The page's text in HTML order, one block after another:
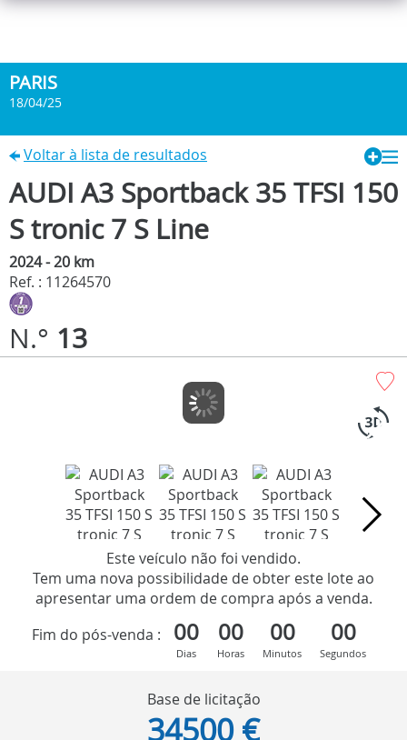
PARIS
18/04/25
Voltar à lista de resultados
AUDI A3 Sportback 35 TFSI 150
S tronic 7 S Line
2024 - 20 km
Ref. : 11264570
N.° 13
Este veículo não foi vendido.
Tem uma nova possibilidade de obter este lote ao
apresentar uma ordem de compra após a venda.
Fim do pós-venda :
00
Dias
00
Horas
00
Minutos
00
Segundos
Base de licitação
34500 €